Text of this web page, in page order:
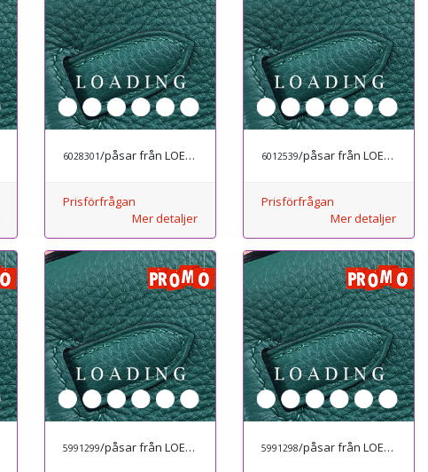
6028301/påsar från LOEWE
Prisförfrågan
Mer detaljer
6012539/påsar från LOEWE
Prisförfrågan
Mer detaljer
5991299/påsar från LOEWE 5991298/påsar från LOEWE